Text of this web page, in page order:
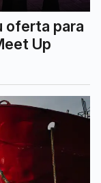
oferta para
Up